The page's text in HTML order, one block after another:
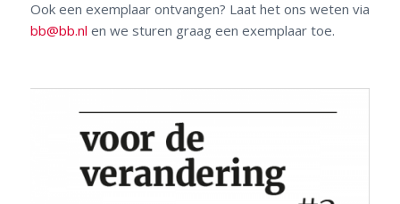
Ook een exemplaar ontvangen? Laat het ons weten via
bb@bb.nl en we sturen graag een exemplaar toe.